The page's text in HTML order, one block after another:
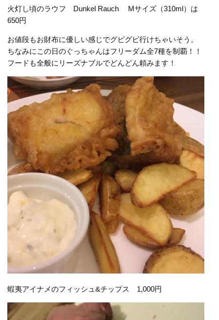
火灯し頃のラウフ Dunkel Rauch Mサイズ（310ml）は
650円
お値段もお財布に優しい感じでグビグビ行けちゃいそう。
ちなみにこの日のぐっちゃんはフリーダム全7種を制覇！！
フードも全般にリーズナブルでどんどん頼みます！
蝦夷アイナメのフィッシュ&チップス 1,000円